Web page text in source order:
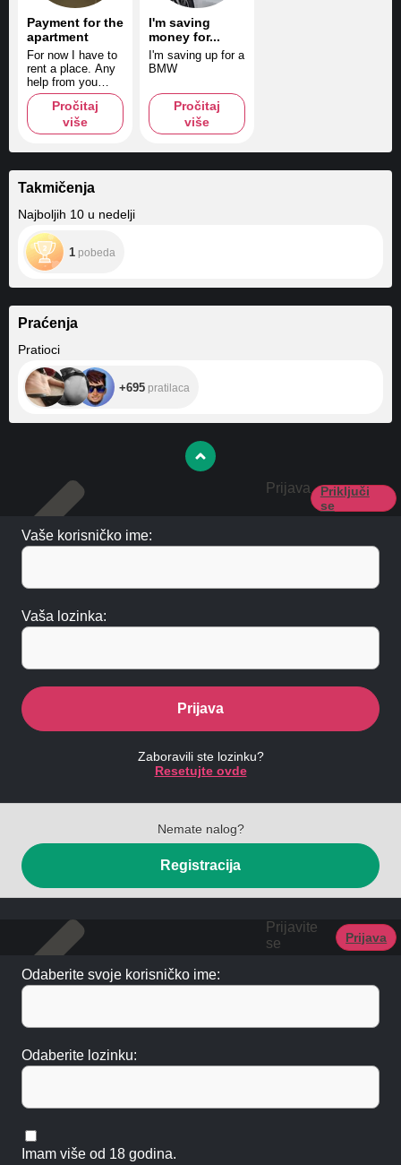
Payment for the
apartment
For now I have to
rent a place. Any
help from you
would be most
welcome. THANK
YOU!
Pročitaj
više
I'm saving
money for...
I'm saving up for a
BMW
Pročitaj
više
Takmičenja
Najboljih 10 u nedelji
1 pobeda
Praćenja
Pratioci
+695 pratilaca
Prijava
Priključi
se
Vaše korisničko ime:
Vaša lozinka:
Prijava
Zaboravili ste lozinku?
Resetujte ovde
Nemate nalog?
Registracija
Prijavite
se
Prijava
Odaberite svoje korisničko ime:
Odaberite lozinku:
Imam više od 18 godina.